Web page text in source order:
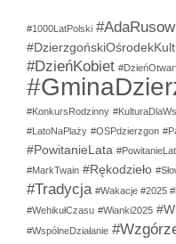
#1000LatPolski
#DzieńKobiet
#KonkursRodzinny
#LatoNaPlaży #OSPdzierzgon
#PowitanieLata
#MarkTwain #Rękodzieło
#Tradycja #Wakacje #2025
#WehikułCzasu #Wianki2025
#WspólneDziałanie